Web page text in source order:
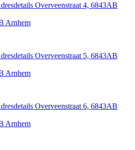
Overveenstraat 4, 6843AB
Arnhem
Overveenstraat 5, 6843AB
Arnhem
Overveenstraat 6, 6843AB
Arnhem